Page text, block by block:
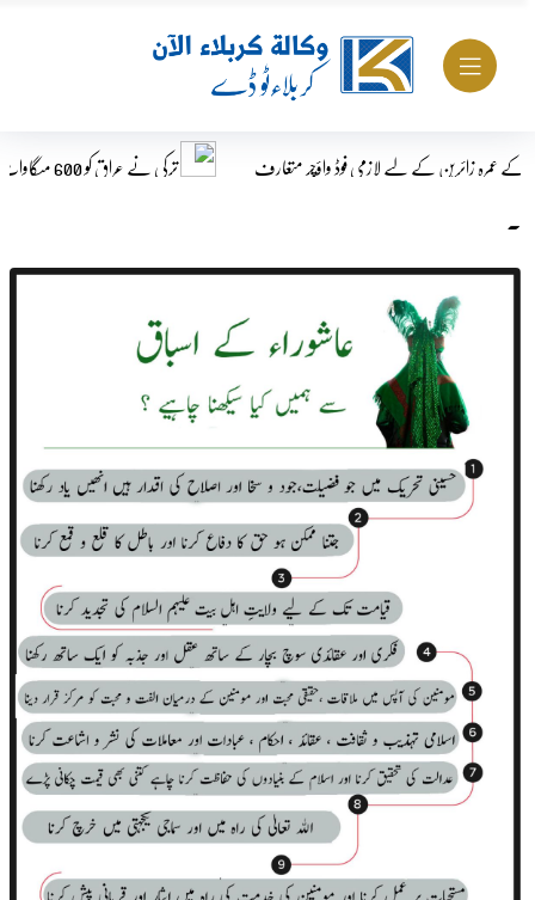
کے لیے لازمی فوڈ واؤچر متعارف ترکی نے عراق کو 600 میگاواٹ بجلی کی فراہمی بحال کر دی
.